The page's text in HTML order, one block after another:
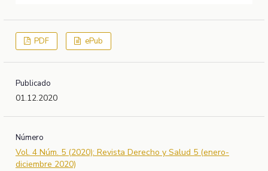
PDF ePub
Publicado
01.12.2020
Número
Vol. 4 Núm. 5 (2020): Revista Derecho y Salud 5 (enero-
diciembre 2020)